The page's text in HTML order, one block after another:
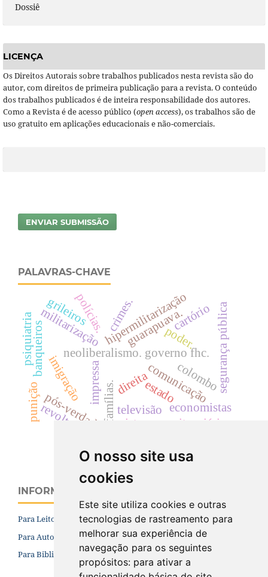
O nosso site usa
cookies
Este site utiliza cookies e outras
tecnologias de rastreamento para
melhorar sua experiência de
navegação para os seguintes
propósitos: para ativar a
Dossiê
LICENÇA
Os Direitos Autorais sobre trabalhos publicados nesta revista são do
autor, com direitos de primeira publicação para a revista. O conteúdo
dos trabalhos publicados é de inteira responsabilidade dos autores.
Como a Revista é de acesso público (open access), os trabalhos são de
uso gratuito em aplicações educacionais e não-comerciais.
ENVIAR SUBMISSÃO
PALAVRAS-CHAVE
neoliberalismo. governo fhc.
militarização hipermilitarização
polícias.
comunicação
impressafamílias.
imigração
guarapuava.
economistas
banqueiros
pós-verdade
direita segurança pública
punição
sistema penitenciário
psiquiatria poder.
televisão
crimes.
colombo
estado
cartório
grileiros
revolta.
INFORMAÇÕES
Para Leitores
Para Autores
Para Bibliotecários